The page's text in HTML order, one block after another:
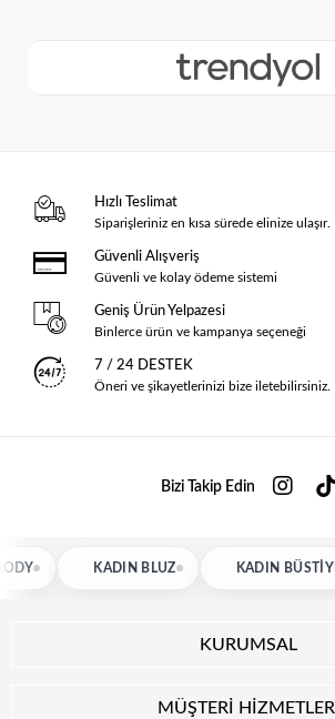
Hızlı Teslimat
Siparişleriniz en kısa sürede elinize ulaşır.
Güvenli Alışveriş
Güvenli ve kolay ödeme sistemi
Geniş Ürün Yelpazesi
Binlerce ürün ve kampanya seçeneği
7 / 24 DESTEK
Öneri ve şikayetlerinizi bize iletebilirsiniz.
Bizi Takip Edin
KADIN BLUZ KADIN BÜSTIYER
KURUMSAL
MÜŞTERİ HİZMETLERİ